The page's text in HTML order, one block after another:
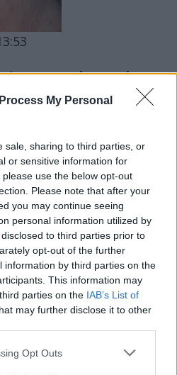
My Personal
sale, sharing to third parties, or
or sensitive information for
use the below opt-out
Please note that after your
you may continue seeing
personal information utilized by
to third parties prior to
opt-out of the further
information by third parties on the
This information may
parties on the IAB’s List of
may further disclose it to other
Opt Outs
Γιατί
η κατ’ εξοχήν εποχή των
είναι πιο
της...
οι δοσολογίες